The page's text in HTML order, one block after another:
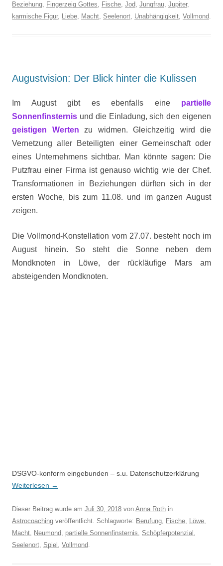
Beziehung, Fingerzeig Gottes, Fische, Jod, Jungfrau, Jupiter,
karmische Figur, Liebe, Macht, Seelenort, Unabhängigkeit, Vollmond.
Augustvision: Der Blick hinter die Kulissen
Im August gibt es ebenfalls eine partielle
Sonnenfinsternis und die Einladung, sich den eigenen
geistigen Werten zu widmen. Gleichzeitig wird die
Vernetzung aller Beteiligten einer Gemeinschaft oder
eines Unternehmens sichtbar. Man könnte sagen: Die
Putzfrau einer Firma ist genauso wichtig wie der Chef.
Transformationen in Beziehungen dürften sich in der
ersten Woche, bis zum 11.08. und im ganzen August
zeigen.
Die Vollmond-Konstellation vom 27.07. besteht noch im
August hinein. So steht die Sonne neben dem
Mondknoten in Löwe, der rückläufige Mars am
absteigenden Mondknoten.
DSGVO-konform eingebunden – s.u. Datenschutzerklärung
Weiterlesen →
Dieser Beitrag wurde am Juli 30, 2018 von Anna Roth in
Astrocoaching veröffentlicht. Schlagworte: Berufung, Fische, Löwe,
Macht, Neumond, partielle Sonnenfinsternis, Schöpferpotenzial ,
Seelenort, Spiel , Vollmond.